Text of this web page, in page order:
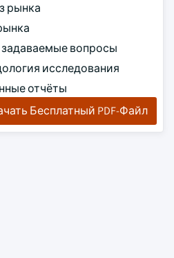
рынка
вопросы
исследования
отчёты
Бесплатный PDF-Файл